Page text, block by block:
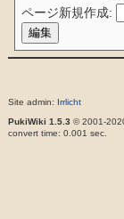
ページ新規作成:
Site admin: Irrlicht
PukiWiki 1.5.3 © 2001-
convert time: 0.001 sec.